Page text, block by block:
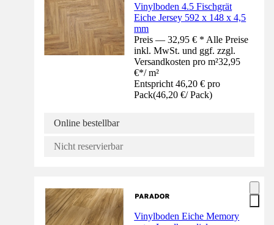
Vinylboden 4.5 Fischgrät
Eiche Jersey 592 x 148 x 4,5
mm
Preis — 32,95 € * Alle Preise
inkl. MwSt. und ggf. zzgl.
Versandkosten pro m²32,95
€*/ m²
Entspricht 46,20 € pro
Pack(46,20 €/ Pack)
Online bestellbar
Nicht reservierbar
Vinylboden Eiche Memory